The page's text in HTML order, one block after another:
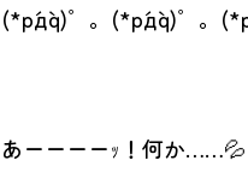
(*p´д`q)゜。(*p´д`q)゜。
あーーーーｯ！何か……💦